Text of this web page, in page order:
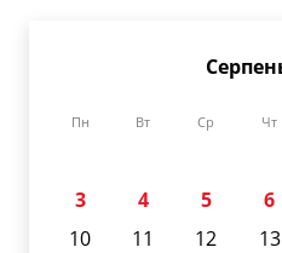
Пн Вт Ср Чт
3
4 5 6
10
11 12 13